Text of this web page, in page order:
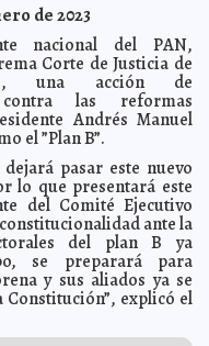
de "Punto de
de Actividades del
para mejorar las
Laura Aldama
otorgará becas del 100%
para los exámenes de
y superior. Carmen Alicia
por Rogerio Castro y el
del interior del
Ayuntamiento de Mérida
de vanguardia a favor
de 2023
nacional del PAN,
Corte de Justicia de
una acción de
contra las reformas
Andrés Manuel
el ”Plan B”.
pasar este nuevo
lo que presentará este
del Comité Ejecutivo
ante la
del plan B ya
se preparará para
y sus aliados ya se
explicó el